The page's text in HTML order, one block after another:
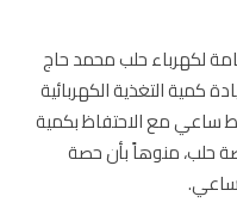
حلب محمد حاج
التغذية الكهربائية
320 ميغا واط ساعي مع الاحتفاظ بكمية
منوهاً بأن حصة